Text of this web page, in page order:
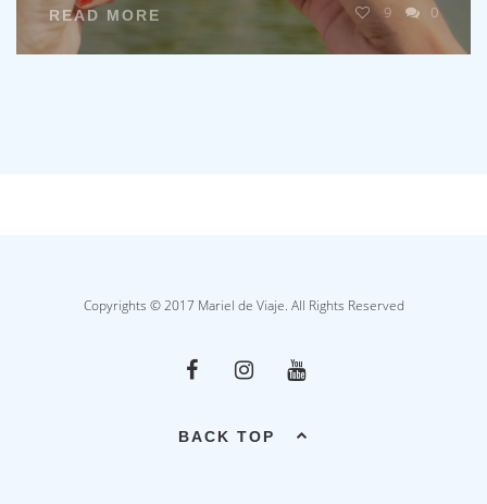
READ MORE 9 0
Copyrights © 2017 Mariel de Viaje. All Rights Reserved
BACK TOP